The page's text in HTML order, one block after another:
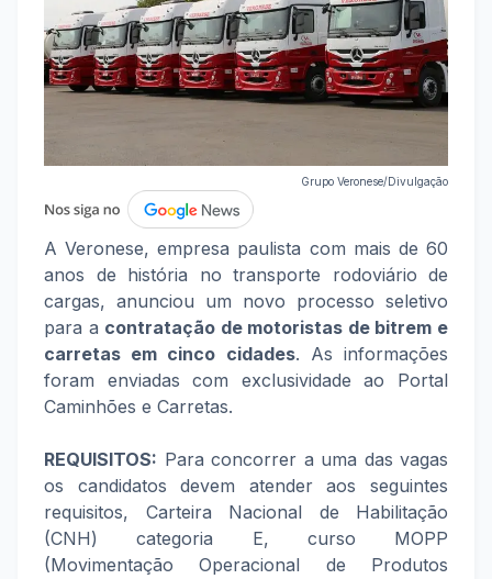
Grupo Veronese/Divulgação
A Veronese, empresa paulista com mais de 60
anos de história no transporte rodoviário de
cargas, anunciou um novo processo seletivo
para a contratação de motoristas de bitrem e
carretas em cinco cidades. As informações
foram enviadas com exclusividade ao Portal
Caminhões e Carretas.
REQUISITOS: Para concorrer a uma das vagas
os candidatos devem atender aos seguintes
requisitos, Carteira Nacional de Habilitação
(CNH) categoria E, curso MOPP
(Movimentação Operacional de Produtos